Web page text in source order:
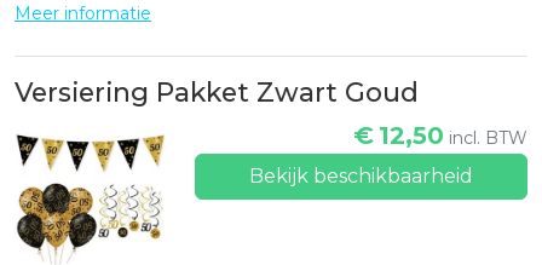
Meer informatie
Versiering Pakket Zwart Goud
€ 12,50 incl. BTW
Bekijk beschikbaarheid